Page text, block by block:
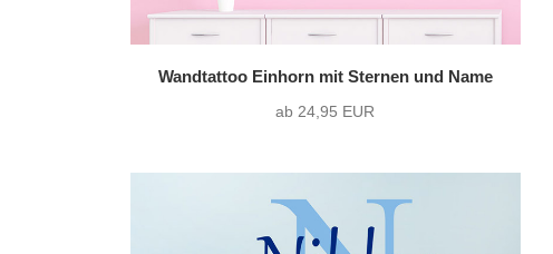
Wandtattoo Einhorn mit Sternen und Name
ab 24,95 EUR